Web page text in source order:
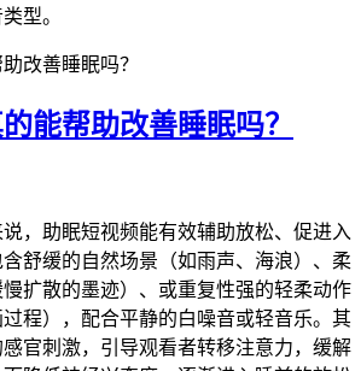
型。
改善睡眠吗？
能帮助改善睡眠吗？
，助眠短视频能有效辅助放松、促进入
舒缓的自然场景（如雨声、海浪）、柔
扩散的墨迹）、或重复性强的轻柔动作
过程），配合平静的白噪音或轻音乐。其
官刺激，引导观看者转移注意力，缓解